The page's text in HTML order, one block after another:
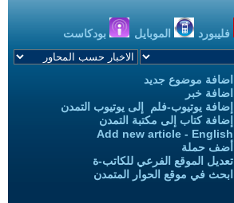
فليبورد الموبايل بودكاست
اضافة موضوع جديد
اضافة خبر
إضافة يوتيوب-فلم إلى يوتيوب التمدن
إضافة كتاب إلى مكتبة التمدن
Add new article - English
أضف حملة
تعديل الموقع الفرعي للكاتب-ة
ابحث في موقع الحوار المتمدن